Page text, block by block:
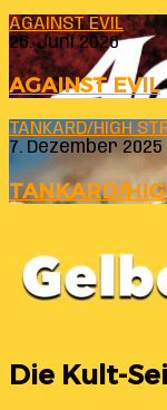
AGAINST EVIL
26. Juni 2026
AGAINST EVIL
TANKARD/HIGH
7. Dezember 2025
TANKARD/
Die Kult-